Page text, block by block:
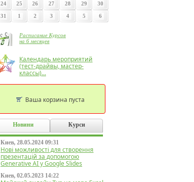
24 25 26 27 28 29 30
31 1 2 3 4 5 6
Расписание Курсов
на 6 месяцев
Календарь мероприятий
(тест-драйвы, мастер-
классы)...
Ваша корзина пуста
Новини Курси
Киев, 28.05.2024 09:31
Нові можливості для створення
презентацій за допомогою
Generative AI у Google Slides
Киев, 02.05.2023 14:22